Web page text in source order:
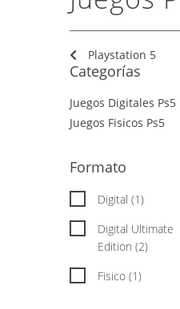
Playstation 5
Categorías
Juegos Digitales Ps5
Juegos Fisicos Ps5
Formato
Digital (1)
Digital Ultimate
Edition (2)
Fisico (1)